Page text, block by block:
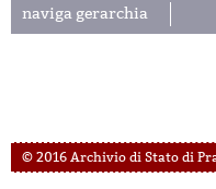
naviga gerarchia
© 2016 Archivio di Stato di